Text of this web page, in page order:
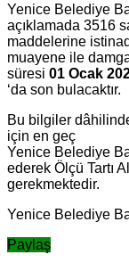
Yenice Belediye
açıklamada 3516
maddelerine
muayene ile
süresi 01 Ocak
‘da son bulacaktır.
Bu bilgiler
için en
Yenice Belediye
ederek Ölçü Tartı
gerekmektedir.
Yenice Belediye
Paylaş